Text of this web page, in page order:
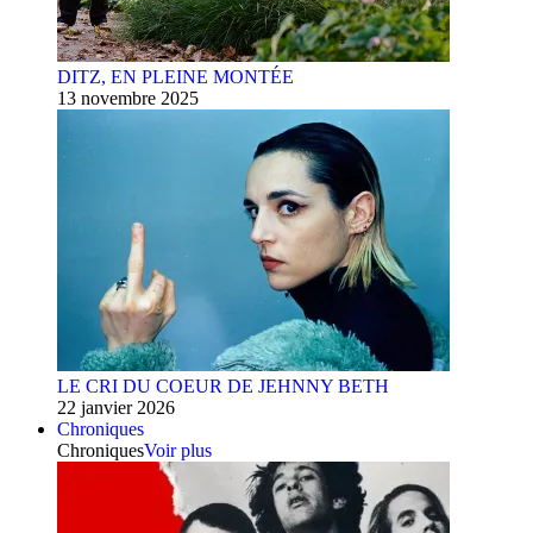
DITZ, EN PLEINE MONTÉE
13 novembre 2025
LE CRI DU COEUR DE JEHNNY BETH
22 janvier 2026
Chroniques
ChroniquesVoir plus